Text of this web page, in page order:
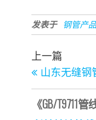
发表于 钢管产
文章导
上一篇文章
上一篇
山东无缝钢
《GB/T9711